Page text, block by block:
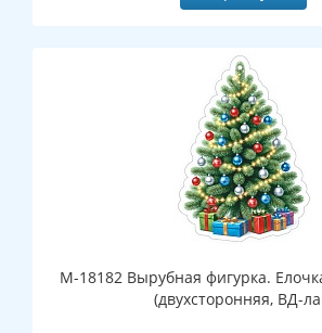
М-18182 Вырубная фигурка.
(двухсторонняя, ВД-